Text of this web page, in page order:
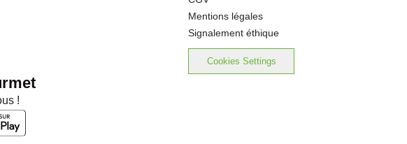
Mentions légales
Signalement éthique
Cookies Settings
!